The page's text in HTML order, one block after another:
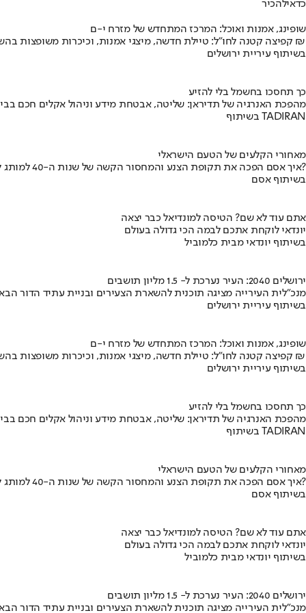
כדאילהכיר
שופינג, אמנות ואוכל: המרכז המתחדש של מזרח י-ם
קפיצה קטנה לחו"ל: טיילת חדשה, מיצגי אמנות, וכיכרות משופצות בהשקעה של 100 מיליון ₪
בשיתוף עיריית ירושלים
כך תחסכו בחשמל בלי להזיע
מהפכת האנרגיה של תדיראן: שליטה, אבטחת מידע וניהול אקלים חכם
בשיתוף TADIRAN
מאחורי הקלעים של הטעם הישראלי
איך אסם הפכה את תקופת הצנע והמחסור הקשה של שנות ה-40 למותג לאומי?
בשיתוף אסם
אתם עוד לא שם? הטיסה למונדיאל כבר יצאה
יונדאי לוקחת אתכם לבמה הכי גדולה בעולם
בשיתוף יונדאי מבית כלמוביל
ירושלים 2040: העיר נערכת ל- 1.5 מליון תושבים
מנכ"לית העירייה מציגה תוכנית להשארת הצעירים ובניית עתיד הדור
בשיתוף עיריית ירושלים
שופינג, אמנות ואוכל: המרכז המתחדש של מזרח י-ם
קפיצה קטנה לחו"ל: טיילת חדשה, מיצגי אמנות, וכיכרות משופצות בהשקעה של 100 מיליון ₪
בשיתוף עיריית ירושלים
כך תחסכו בחשמל בלי להזיע
מהפכת האנרגיה של תדיראן: שליטה, אבטחת מידע וניהול אקלים חכם
בשיתוף TADIRAN
מאחורי הקלעים של הטעם הישראלי
איך אסם הפכה את תקופת הצנע והמחסור הקשה של שנות ה-40 למותג לאומי?
בשיתוף אסם
אתם עוד לא שם? הטיסה למונדיאל כבר יצאה
יונדאי לוקחת אתכם לבמה הכי גדולה בעולם
בשיתוף יונדאי מבית כלמוביל
ירושלים 2040: העיר נערכת ל- 1.5 מליון תושבים
מנכ"לית העירייה מציגה תוכנית להשארת הצעירים ובניית עתיד הדור